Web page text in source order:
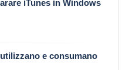
iTunes in Windows
e consumano